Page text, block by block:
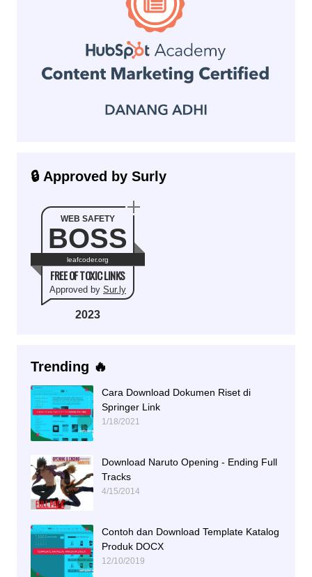
🔒 Approved by Surly
WEB SAFETY
BOSS
leafcoder.org
FREE OF TOXIC LINKS
Approved by Sur.ly
2023
Trending 🔥
Cara Download Dokumen Riset di
Springer Link
1/18/2021
Download Naruto Opening - Ending Full
Tracks
4/15/2014
Contoh dan Download Template Katalog
Produk DOCX
12/10/2019